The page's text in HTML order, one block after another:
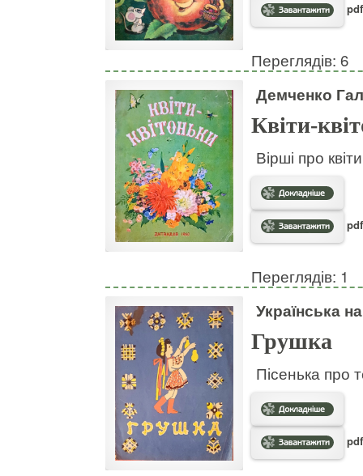
Переглядів: 6
Демченко
Квіти-
Вірші про
Переглядів: 1
Українська
Грушка
Пісенька про